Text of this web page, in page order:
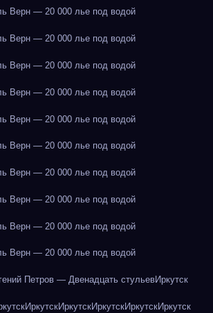
Верн — 20 000 лье под водой
Верн — 20 000 лье под водой
Верн — 20 000 лье под водой
Верн — 20 000 лье под водой
Верн — 20 000 лье под водой
Верн — 20 000 лье под водой
Верн — 20 000 лье под водой
Верн — 20 000 лье под водой
Верн — 20 000 лье под водой
Верн — 20 000 лье под водой
Петров — Двенадцать стульевИркутск
ИркутскИркутскИркутскИркутскИркутск